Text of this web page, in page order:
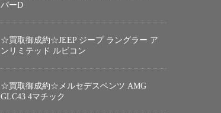
パーD
☆買取御成約☆JEEP ジープ ラングラー ア
ンリミテッド ルビコン
☆買取御成約☆メルセデスベンツ AMG
GLC43 4マチック